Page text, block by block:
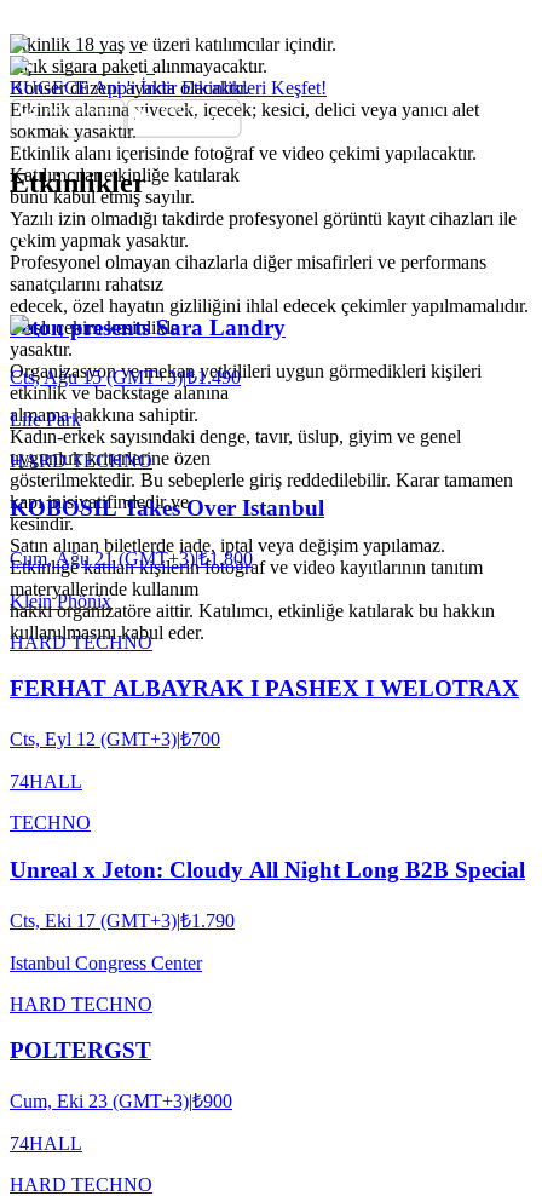
Etkinlik 18 yaş ve üzeri katılımcılar içindir.
Açık sigara paketi alınmayacaktır.
Konser düzeni ayakta olacaktır.
Etkinlik alanına yiyecek, içecek; kesici, delici veya yanıcı alet
sokmak yasaktır.
Etkinlik alanı içerisinde fotoğraf ve video çekimi yapılacaktır.
Katılımcılar etkinliğe katılarak
bunu kabul etmiş sayılır.
Yazılı izin olmadığı takdirde profesyonel görüntü kayıt cihazları ile
çekim yapmak yasaktır.
Profesyonel olmayan cihazlarla diğer misafirleri ve performans
sanatçılarını rahatsız
edecek, özel hayatın gizliliğini ihlal edecek çekimler yapılmamalıdır.
Flaşlı çekim kesinlikle
yasaktır.
Organizasyon ve mekan yetkilileri uygun görmedikleri kişileri
etkinlik ve backstage alanına
almama hakkına sahiptir.
Kadın-erkek sayısındaki denge, tavır, üslup, giyim ve genel
uygunluk kriterlerine özen
gösterilmektedir. Bu sebeplerle giriş reddedilebilir. Karar tamamen
kapı inisiyatifindedir ve
kesindir.
Satın alınan biletlerde iade, iptal veya değişim yapılamaz.
Etkinliğe katılan kişilerin fotoğraf ve video kayıtlarının tanıtım
materyallerinde kullanım
hakkı organizatöre aittir. Katılımcı, etkinliğe katılarak bu hakkın
kullanılmasını kabul eder.
BUGECE App'i İndir Etkinlikleri Keşfet!
Etkinlikler
Jeton presents Sara Landry
Cts, Ağu 15 (GMT+3)|₺1.490
Life Park
HARD TECHNO
KOBOSIL Takes Over Istanbul
Cum, Ağu 21 (GMT+3)|₺1.800
Klein Phönix
HARD TECHNO
FERHAT ALBAYRAK I PASHEX I WELOTRAX
Cts, Eyl 12 (GMT+3)|₺700
74HALL
TECHNO
Unreal x Jeton: Cloudy All Night Long B2B Special
Cts, Eki 17 (GMT+3)|₺1.790
Istanbul Congress Center
HARD TECHNO
POLTERGST
Cum, Eki 23 (GMT+3)|₺900
74HALL
HARD TECHNO